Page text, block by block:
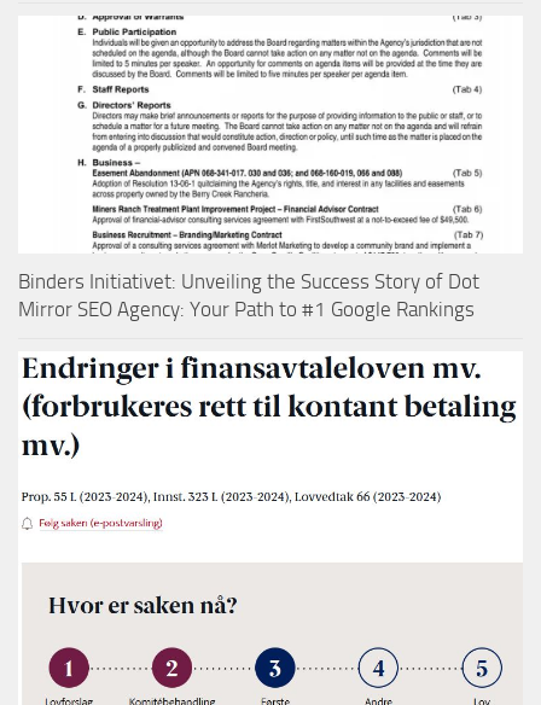
Binders Initiativet: Unveiling the Success Story of Dot
Mirror SEO Agency: Your Path to #1 Google Rankings